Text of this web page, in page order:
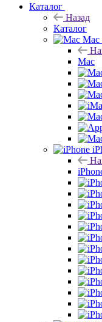
Каталог
Назад
Каталог
Mac
Mac